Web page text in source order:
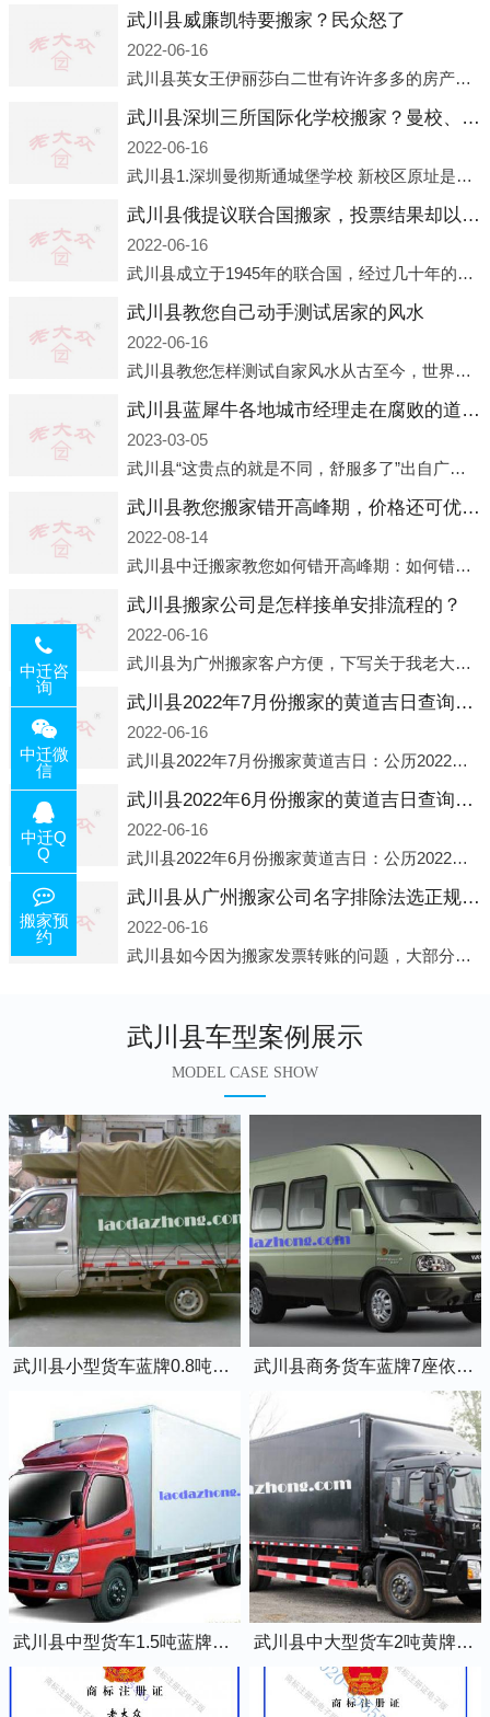
武川县威廉凯特要搬家？民众怒了
2022-06-16
武川县英女王伊丽莎白二世有许许多多的房产，遍布英国各地。而作为英女王的亲孙子、未来的英国国王，威廉王子自然也能享受到女王的房产。目前，威廉凯特以及三个孩子有两个经常居住的地点，一处是位于伦敦的肯辛顿宫，一处
武川县深圳三所国际化学校搬家？曼校、QSI、南山中英文搬走了
2022-06-16
武川县1.深圳曼彻斯通城堡学校 新校区原址是蛇口国际据悉，此次曼彻斯通城堡学校搬迁到蛇口新校区的开办与蛇口外籍人员子女学校（蛇口国际）有很大的关联。2021年，太子湾实验部就宣布在2022年正式并入蛇口外籍
武川县俄提议联合国搬家，投票结果却以惨败收场
2022-06-16
武川县成立于1945年的联合国，经过几十年的发展，如今拥有193个成员国。拥有如此众多会员国的联合国，可以说是世界上最具代表性的国际组织，也是世界上分量最重、有着较高话语权的国际组织。但以美国为首的西方国家
武川县教您自己动手测试居家的风水
2022-06-16
武川县教您怎样测试自家风水从古至今，世界各地的人们都在研究人在乾坤中的位置以及它们所形成的关系。通过探究季节转换、星象变化，并且在所观测到的自然规律的指导下，人们开始认识到居住在不同住宅中的人，其一生中的财
武川县蓝犀牛各地城市经理走在腐败的道路上
2023-03-05
武川县“这贵点的就是不同，舒服多了”出自广州运营邓经理的口中。2023年开年刚出来，三个司机（加盟蓝犀牛的个人队伍）便请广州经理去佛山娱乐场所大消费了一次，据知悉一晚消费达一万多，由三人平摊费用，燃鹅这样的
武川县教您搬家错开高峰期，价格还可优惠！
2022-08-14
武川县中迁搬家教您如何错开高峰期：如何错开高峰期搬家，中迁搬家做了一些电话数据统计和分析，发现市民中午2点左右访问网站的人是最多的，电话咨询是早上9点左右是最多的，预约搬家周六和周日是最多的，网上QQ微
武川县搬家公司是怎样接单安排流程的？
2022-06-16
武川县为广州搬家客户方便，下写关于我老大众搬家公司接单的流程，九条给搬家朋友参考，了解搬家公司工序，免去搬家时的没有准备好的工作，给您及时快速的搬好家。一．电话咨询：专人接待客户电话咨询，初步了解客户搬 家
武川县2022年7月份搬家的黄道吉日查询大全一览表哪天适合搬家好日子
2022-06-16
武川县2022年7月份搬家黄道吉日：公历2022年7月6日 农历六月初八 星期三 冲虎(甲寅)公历2022年7月12日 农历六月十四 星期二 冲猴(庚申)公历2022年7月13日 农历六月十五 星期三 冲鸡
武川县2022年6月份搬家的黄道吉日查询大全一览表哪天适合搬家好日子
2022-06-16
武川县2022年6月份搬家黄道吉日：公历2022年6月1日 农历五月初三 星期三 冲兔(己卯)公历2022年6月4日 农历五月初六 星期六 冲马(壬午)公历2022年6月8日 农历五月初十 星期三 冲狗(丙
武川县从广州搬家公司名字排除法选正规公司
2022-06-16
武川县如今因为搬家发票转账的问题，大部分搬家公司都已经注册了营业执照，早5年前基本上所谓的搬家公司都是无注册状态也就是无照营业，由于企业注册量大增所以各种企业信息展示平台如雨后春笋般遍地开花，如：天眼查，企
武川县车型案例展示
MODEL CASE SHOW
武川县小型货车蓝牌0.8吨小卡车 武川县商务货车蓝牌7座依维柯全顺车
武川县中型货车1.5吨蓝牌4米2厢式货车 武川县中大型货车2吨黄牌5米2厢式货车
中迁咨
询
中迁微
信
中迁Q
Q
搬家预
约